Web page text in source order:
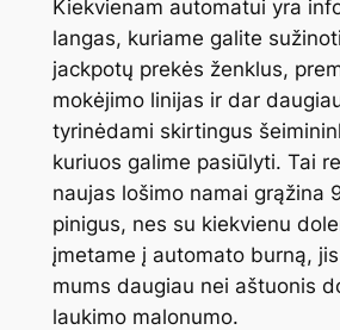
Kiekvienam automatui yra
langas, kuriame galite
jackpotų prekės ženklus,
mokėjimo linijas ir dar
tyrinėdami skirtingus
kuriuos galime pasiūlyti. Tai
naujas lošimo namai grąžina
pinigus, nes su kiekvienu
įmetame į automato burną,
mums daugiau nei aštuonis
laukimo malonumo.